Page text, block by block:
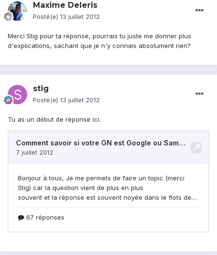
Maxime Deleris
Posté(e) 13 juillet 2012
Merci Stig pour ta réponse, pourrais tu juste me donner plus
d'explications, sachant que je n'y connais absolument rien?
stig
Posté(e) 13 juillet 2012
Tu as un début de réponse ici.